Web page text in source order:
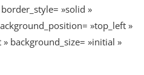
»solid »
»top_left »
background_size= »initial »